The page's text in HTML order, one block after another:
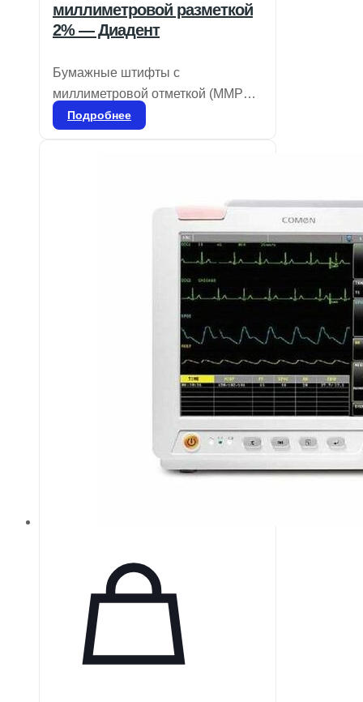
миллиметровой разметкой
2% — Диадент
Бумажные штифты с
миллиметровой отметкой (MMPP)
предназначены для
штифтов. Они хорошо впитывают
влагу и имеют цветовую
кодировку для обозначения
размеров в соответствии с ISO.
Подробнее